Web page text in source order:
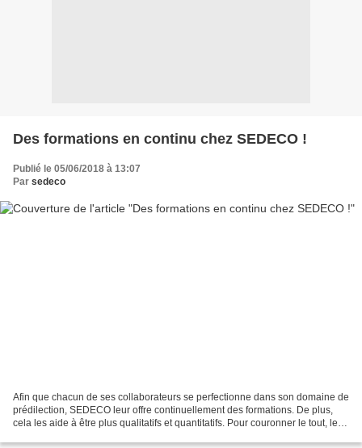
Des formations en continu chez SEDECO !
Publié le 05/06/2018 à 13:07
Par sedeco
Afin que chacun de ses collaborateurs se perfectionne dans son domaine de
prédilection, SEDECO leur offre continuellement des formations. De plus,
cela les aide à être plus qualitatifs et quantitatifs. Pour couronner le tout, les